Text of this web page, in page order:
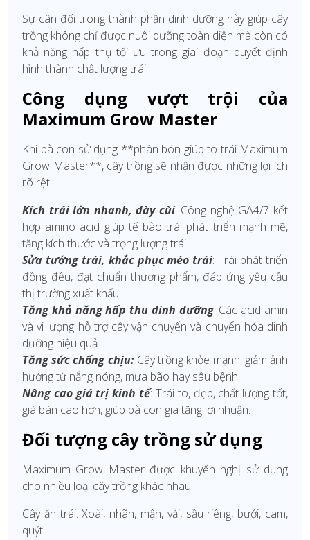
Sự cân đối trong thành phần dinh dưỡng này giúp cây
trồng không chỉ được nuôi dưỡng toàn diện mà còn có
khả năng hấp thụ tối ưu trong giai đoạn quyết định
hình thành chất lượng trái.
Công dụng vượt trội của
Maximum Grow Master
Khi bà con sử dụng **phân bón giúp to trái Maximum
Grow Master**, cây trồng sẽ nhận được những lợi ích
rõ rệt:
Kích trái lớn nhanh, dày cùi: Công nghệ GA4/7 kết
hợp amino acid giúp tế bào trái phát triển mạnh mẽ,
tăng kích thước và trọng lượng trái.
Sửa tướng trái, khắc phục méo trái: Trái phát triển
đồng đều, đạt chuẩn thương phẩm, đáp ứng yêu cầu
thị trường xuất khẩu.
Tăng khả năng hấp thu dinh dưỡng: Các acid amin
và vi lượng hỗ trợ cây vận chuyển và chuyển hóa dinh
dưỡng hiệu quả.
Tăng sức chống chịu:Cây trồng khỏe mạnh, giảm ảnh
hưởng từ nắng nóng, mưa bão hay sâu bệnh.
Nâng cao giá trị kinh tế: Trái to, đẹp, chất lượng tốt,
giá bán cao hơn, giúp bà con gia tăng lợi nhuận.
Đối tượng cây trồng sử dụng
Maximum Grow Master được khuyến nghị sử dụng
cho nhiều loại cây trồng khác nhau:
Cây ăn trái: Xoài, nhãn, mận, vải, sầu riêng, bưởi, cam,
quýt…